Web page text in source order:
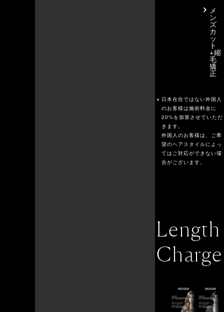
メ
ン
ズ
カ
ッ
ト
+縮
毛
矯
正
日本在住ではない外国人
のお客様は施術料金に
20%を加算させていただ
きます。
外国人のお客様は、ご希
望のヘアスタイルによっ
てはご対応ができない場
合がございます。
Length
Charge